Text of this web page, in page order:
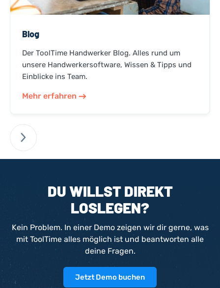
Blog
Der ToolTime Handwerker Blog. Alles rund um
unsere Handwerkersoftware, Wissen & Tipps und
Einblicke ins Team.
Mehr erfahren
DU WILLST DIREKT
LOSLEGEN?
Kein Problem. In einer Demo zeigen wir dir gerne, was
mit ToolTime alles möglich ist und beantworten alle
deine Fragen.
Jetzt Demo buchen